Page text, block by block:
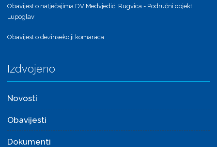
Obavijest o natječajima DV Medvjedići Rugvica - Područni objekt
Lupoglav
Obavijest o dezinsekciji komaraca
Izdvojeno
Novosti
Obavijesti
Dokumenti